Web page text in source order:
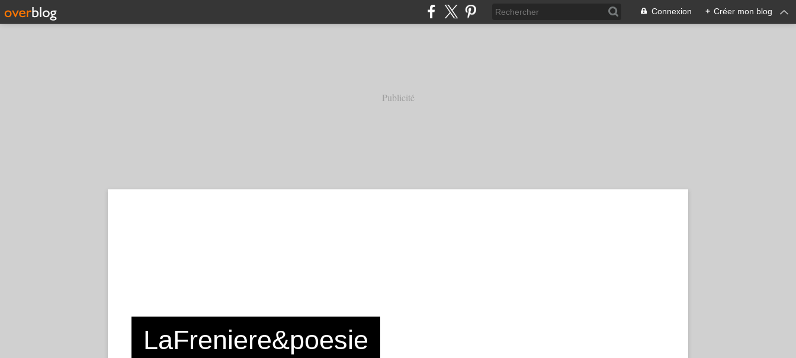
Connexion + Créer mon blog
Publicité
LaFreniere&poesie